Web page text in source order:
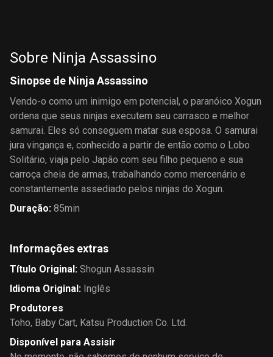
Sobre Ninja Assassino
Sinopse de Ninja Assassino
Vendo-o como um inimigo em potencial, o paranóico Xogun
ordena que seus ninjas executem seu carrasco e melhor
samurai. Eles só conseguem matar sua esposa. O samurai
jura vingança e, conhecido a partir de então como o Lobo
Solitário, viaja pelo Japão com seu filho pequeno e sua
carroça cheia de armas, trabalhando como mercenário e
constantemente assediado pelos ninjas do Xogun.
Duração: 85min
Informações extras
Título Original: Shogun Assassin
Idioma Original: Inglês
Produtores
Toho, Baby Cart, Katsu Production Co. Ltd.
Disponível para Assisir